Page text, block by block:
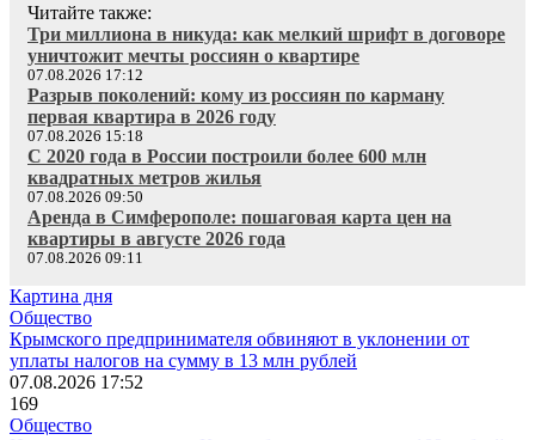
Читайте также:
Три миллиона в никуда: как мелкий шрифт в договоре
уничтожит мечты россиян о квартире
07.08.2026 17:12
Разрыв поколений: кому из россиян по карману
первая квартира в 2026 году
07.08.2026 15:18
С 2020 года в России построили более 600 млн
квадратных метров жилья
07.08.2026 09:50
Аренда в Симферополе: пошаговая карта цен на
квартиры в августе 2026 года
07.08.2026 09:11
Картина дня
Общество
Крымского предпринимателя обвиняют в уклонении от
уплаты налогов на сумму в 13 млн рублей
07.08.2026 17:52
169
Общество